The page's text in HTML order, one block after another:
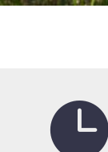
